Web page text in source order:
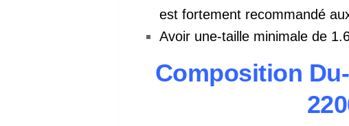
est fortement recommandé
Avoir une-taille minimale de
Composition